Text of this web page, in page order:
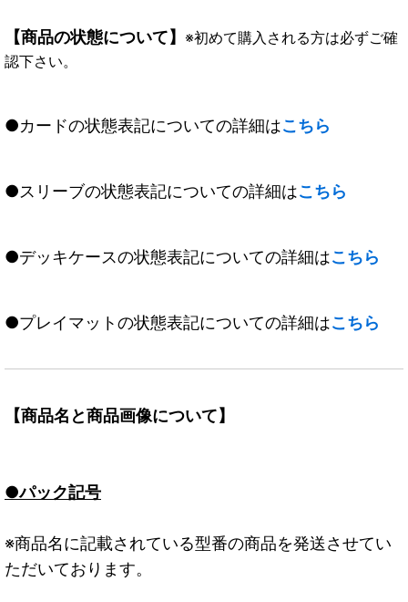
【商品の状態について】 ※初めて購入される方は必ずご確
認下さい。
●カードの状態表記についての詳細はこちら
●スリーブの状態表記についての詳細はこちら
●デッキケースの状態表記についての詳細はこちら
●プレイマットの状態表記についての詳細はこちら
【商品名と商品画像について】
●パック記号
※商品名に記載されている型番の商品を発送させてい
ただいております。